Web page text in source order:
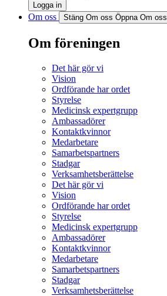
Logga in
Om oss Stäng Om oss Öppna Om oss
Om föreningen
Det här gör vi
Vision
Ordförande har ordet
Styrelse
Medicinsk expertgrupp
Ambassadörer
Kontaktkvinnor
Medarbetare
Samarbetspartners
Stadgar
Verksamhetsberättelse
Det här gör vi
Vision
Ordförande har ordet
Styrelse
Medicinsk expertgrupp
Ambassadörer
Kontaktkvinnor
Medarbetare
Samarbetspartners
Stadgar
Verksamhetsberättelse